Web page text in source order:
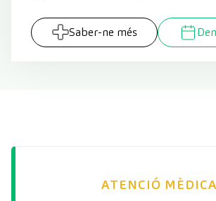
Saber-ne més
ATENCIÓ MÈDICA